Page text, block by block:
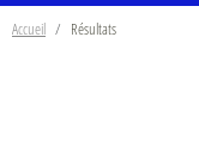
Accueil Résultats